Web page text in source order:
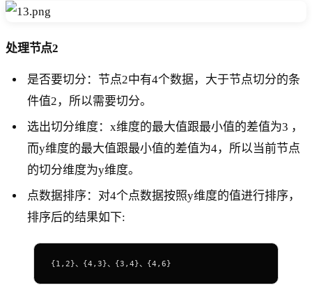
处理节点2
是否要切分：节点2中有4个数据，大于节点切分的条
件值2，所以需要切分。
选出切分维度：x维度的最大值跟最小值的差值为3 ，
而y维度的最大值跟最小值的差值为4，所以当前节点
的切分维度为y维度。
点数据排序：对4个点数据按照y维度的值进行排序，
排序后的结果如下:
{1,2}、{4,3}、{3,4}、{4,6}